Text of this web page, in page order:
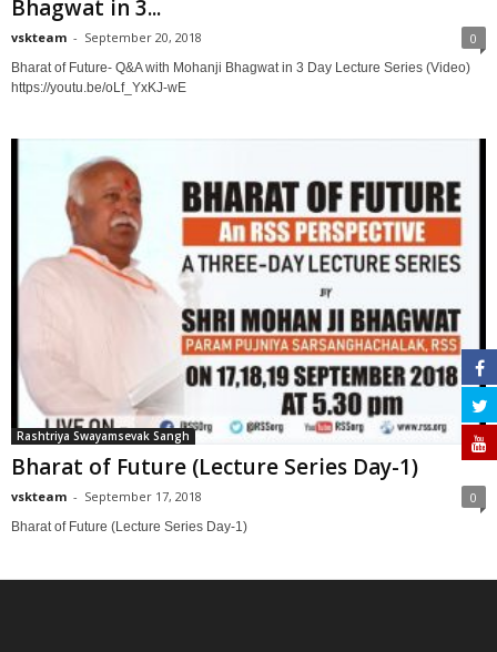
Bhagwat in 3...
vskteam - September 20, 2018 0
Bharat of Future- Q&A with Mohanji Bhagwat in 3 Day Lecture Series (Video)
https://youtu.be/oLf_YxKJ-wE
Rashtriya Swayamsevak Sangh
Bharat of Future (Lecture Series Day-1)
vskteam - September 17, 2018 0
Bharat of Future (Lecture Series Day-1)